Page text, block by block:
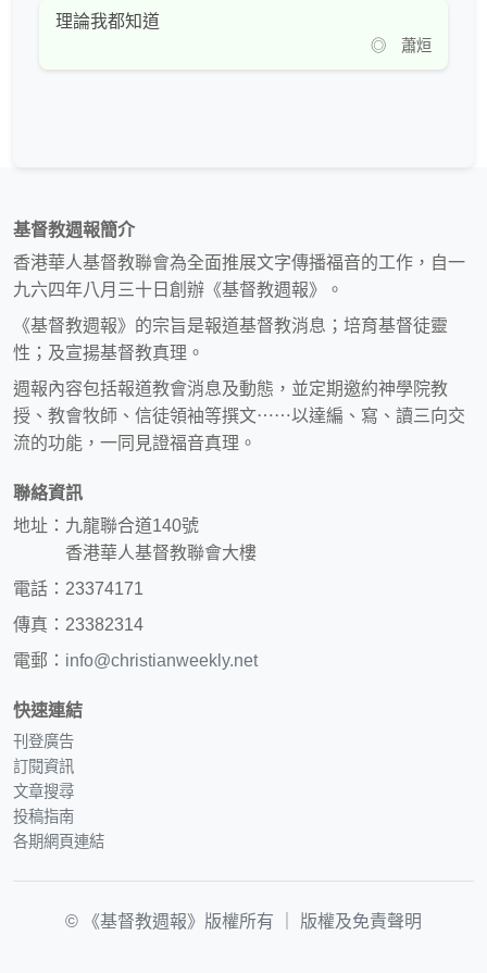
理論我都知道
◎ 蕭烜
基督教週報簡介
香港華人基督教聯會為全面推展文字傳播福音的工作，自一
九六四年八月三十日創辦《基督教週報》。
《基督教週報》的宗旨是報道基督教消息；培育基督徒靈
性；及宣揚基督教真理。
週報內容包括報道教會消息及動態，並定期邀約神學院教
授、教會牧師、信徒領袖等撰文⋯⋯以達編、寫、讀三向交
流的功能，一同見證福音真理。
聯絡資訊
地址：九龍聯合道140號
香港華人基督教聯會大樓
電話：23374171
傳真：23382314
電郵： info@christianweekly.net
快速連結
刊登廣告
訂閱資訊
文章搜尋
投稿指南
各期網頁連結
© 《基督教週報》版權所有 ｜ 版權及免責聲明